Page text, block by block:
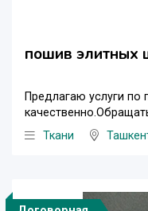
пошив элитных
Предлагаю услуги
Ткани